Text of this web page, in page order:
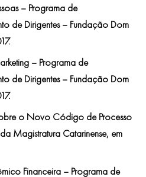
– Programa de
de Dirigentes – Fundação Dom
– Programa de
de Dirigentes – Fundação Dom
o Novo Código de Processo
Magistratura Catarinense, em
Financeira – Programa de